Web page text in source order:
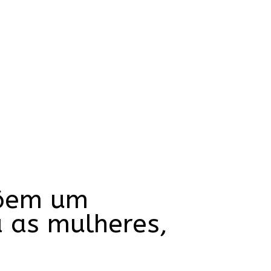
um
mulheres,